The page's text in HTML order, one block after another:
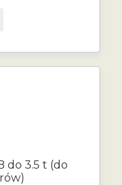
do 3.5 t (do